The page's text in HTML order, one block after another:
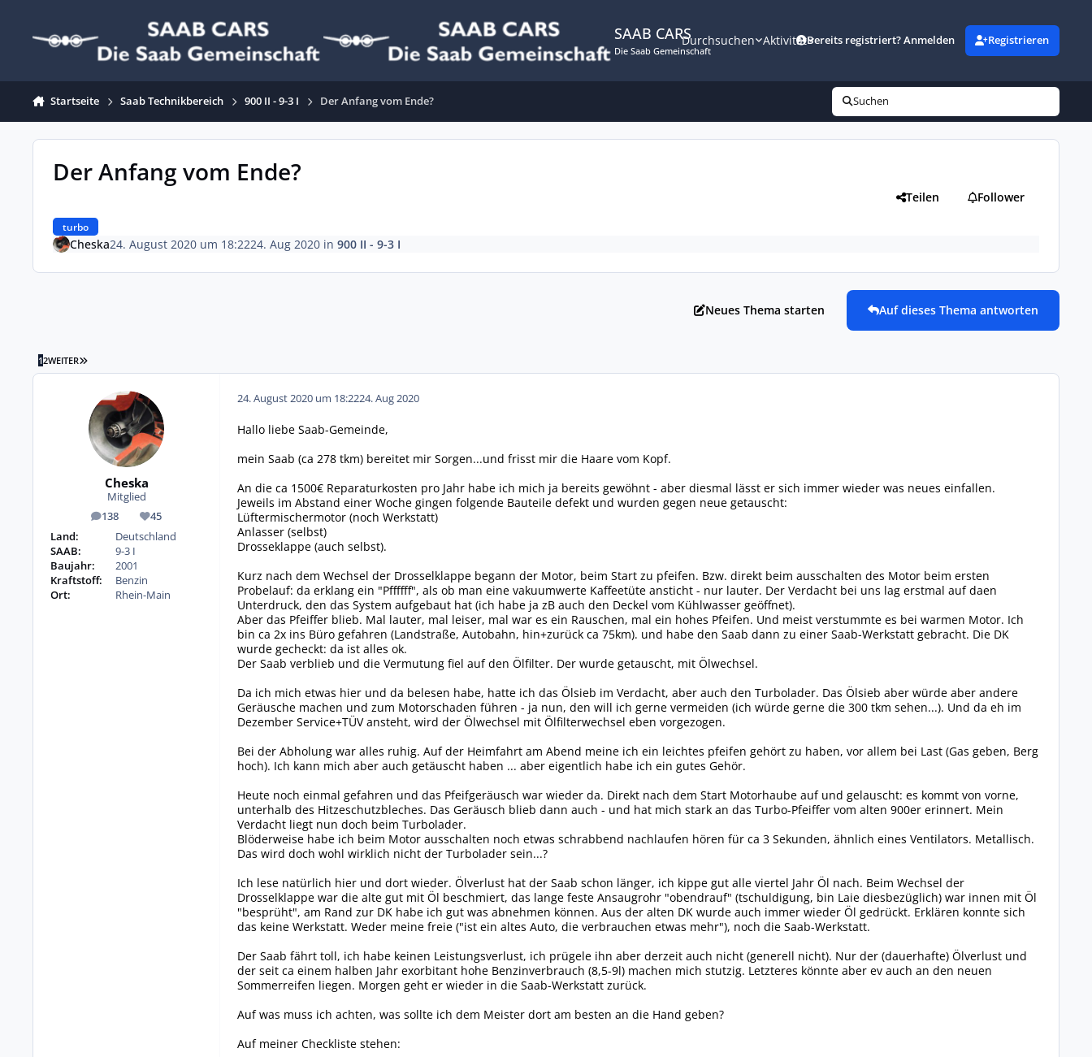
SAAB CARS
Die Saab Gemeinschaft
Durchsuchen AktivitätBereits registriert? Anmelden Registrieren
Startseite Saab Technikbereich 900 II - 9-3 I Der Anfang vom Ende? Suchen
Der Anfang vom Ende?
turbo
Teilen Follower
Cheska24. August 2020 um 18:2224. Aug 2020in 900 II - 9-3 I
Neues Thema starten Auf dieses Thema antworten
12WEITER LETZTE SEITE
Cheska
Mitglied
138
Beiträge 45
Reputation
Land:
Deutschland
SAAB:
9-3 I
Baujahr:
2001
Kraftstoff:
Benzin
Ort:
Rhein-Main
24. August 2020 um 18:2224. Aug 2020
Hallo liebe Saab-Gemeinde,
mein Saab (ca 278 tkm) bereitet mir Sorgen...und frisst mir die Haare vom Kopf.
An die ca 1500€ Reparaturkosten pro Jahr habe ich mich ja bereits gewöhnt - aber diesmal lässt er sich immer wieder was neues einfallen.
Jeweils im Abstand einer Woche gingen folgende Bauteile defekt und wurden gegen neue getauscht:
Lüftermischermotor (noch Werkstatt)
Anlasser (selbst)
Drosseklappe (auch selbst).
Kurz nach dem Wechsel der Drosselklappe begann der Motor, beim Start zu pfeifen. Bzw. direkt beim ausschalten des Motor beim ersten
Probelauf: da erklang ein "Pffffff", als ob man eine vakuumwerte Kaffeetüte ansticht - nur lauter. Der Verdacht bei uns lag erstmal auf daen
Unterdruck, den das System aufgebaut hat (ich habe ja zB auch den Deckel vom Kühlwasser geöffnet).
Aber das Pfeiffer blieb. Mal lauter, mal leiser, mal war es ein Rauschen, mal ein hohes Pfeifen. Und meist verstummte es bei warmen Motor. Ich
bin ca 2x ins Büro gefahren (Landstraße, Autobahn, hin+zurück ca 75km). und habe den Saab dann zu einer Saab-Werkstatt gebracht. Die DK
wurde gecheckt: da ist alles ok.
Der Saab verblieb und die Vermutung fiel auf den Ölfilter. Der wurde getauscht, mit Ölwechsel.
Da ich mich etwas hier und da belesen habe, hatte ich das Ölsieb im Verdacht, aber auch den Turbolader. Das Ölsieb aber würde aber andere
Geräusche machen und zum Motorschaden führen - ja nun, den will ich gerne vermeiden (ich würde gerne die 300 tkm sehen...). Und da eh im
Dezember Service+TÜV ansteht, wird der Ölwechsel mit Ölfilterwechsel eben vorgezogen.
Bei der Abholung war alles ruhig. Auf der Heimfahrt am Abend meine ich ein leichtes pfeifen gehört zu haben, vor allem bei Last (Gas geben, Berg
hoch). Ich kann mich aber auch getäuscht haben ... aber eigentlich habe ich ein gutes Gehör.
Heute noch einmal gefahren und das Pfeifgeräusch war wieder da. Direkt nach dem Start Motorhaube auf und gelauscht: es kommt von vorne,
unterhalb des Hitzeschutzbleches. Das Geräusch blieb dann auch - und hat mich stark an das Turbo-Pfeiffer vom alten 900er erinnert. Mein
Verdacht liegt nun doch beim Turbolader.
Blöderweise habe ich beim Motor ausschalten noch etwas schrabbend nachlaufen hören für ca 3 Sekunden, ähnlich eines Ventilators. Metallisch.
Das wird doch wohl wirklich nicht der Turbolader sein...?
Ich lese natürlich hier und dort wieder. Ölverlust hat der Saab schon länger, ich kippe gut alle viertel Jahr Öl nach. Beim Wechsel der
Drosselklappe war die alte gut mit Öl beschmiert, das lange feste Ansaugrohr "obendrauf" (tschuldigung, bin Laie diesbezüglich) war innen mit Öl
"besprüht", am Rand zur DK habe ich gut was abnehmen können. Aus der alten DK wurde auch immer wieder Öl gedrückt. Erklären konnte sich
das keine Werkstatt. Weder meine freie ("ist ein altes Auto, die verbrauchen etwas mehr"), noch die Saab-Werkstatt.
Der Saab fährt toll, ich habe keinen Leistungsverlust, ich prügele ihn aber derzeit auch nicht (generell nicht). Nur der (dauerhafte) Ölverlust und
der seit ca einem halben Jahr exorbitant hohe Benzinverbrauch (8,5-9l) machen mich stutzig. Letzteres könnte aber ev auch an den neuen
Sommerreifen liegen. Morgen geht er wieder in die Saab-Werkstatt zurück.
Auf was muss ich achten, was sollte ich dem Meister dort am besten an die Hand geben?
Auf meiner Checkliste stehen: